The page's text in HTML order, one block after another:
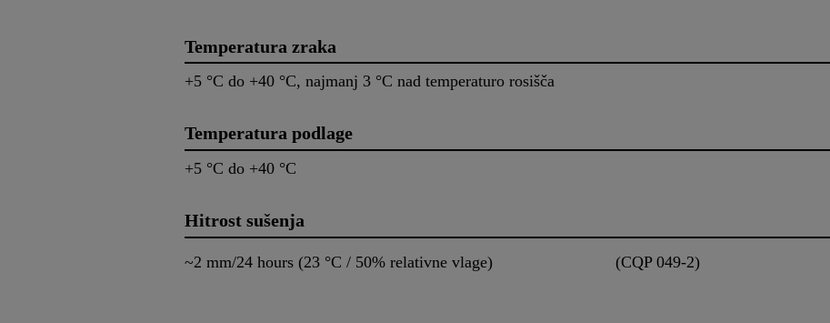
Temperatura zraka
+5 °C do +40 °C, najmanj 3 °C nad temperaturo rosišča
Temperatura podlage
+5 °C do +40 °C
Hitrost sušenja
~2 mm/24 hours (23 °C / 50% relativne vlage) (CQP 049-2)